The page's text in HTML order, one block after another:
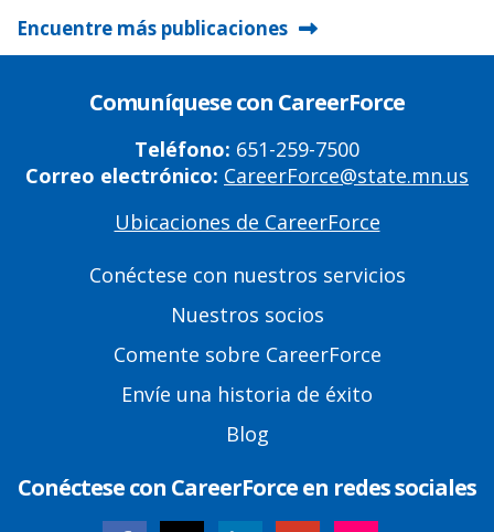
Encuentre más publicaciones
Comuníquese con CareerForce
Teléfono: 651-259-7500
Correo electrónico: CareerForce@state.mn.us
Ubicaciones de CareerForce
Conéctese con nuestros servicios
Nuestros socios
Comente sobre CareerForce
Envíe una historia de éxito
Blog
Conéctese con CareerForce en redes sociales